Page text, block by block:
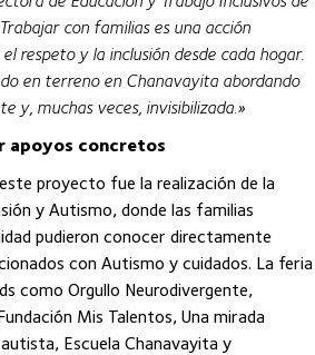
con familias es una acción
respeto y la inclusión desde cada hogar.
en terreno en Chanavayita abordando
y, muchas veces, invisibilizada.»
apoyos concretos
proyecto fue la realización de la
y Autismo, donde las familias
pudieron conocer directamente
con Autismo y cuidados. La feria
como Orgullo Neurodivergente,
Mis Talentos, Una mirada
Escuela Chanavayita y